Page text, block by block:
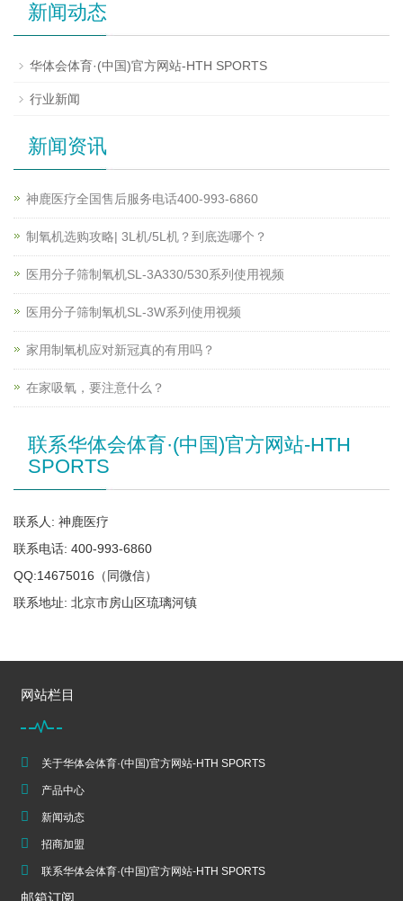
新闻动态
华体会体育·(中国)官方网站-HTH SPORTS
行业新闻
新闻资讯
神鹿医疗全国售后服务电话400-993-6860
制氧机选购攻略| 3L机/5L机？到底选哪个？
医用分子筛制氧机SL-3A330/530系列使用视频
医用分子筛制氧机SL-3W系列使用视频
家用制氧机应对新冠真的有用吗？
在家吸氧，要注意什么？
联系华体会体育·(中国)官方网站-HTH
SPORTS
联系人: 神鹿医疗
联系电话: 400-993-6860
QQ:14675016（同微信）
联系地址: 北京市房山区琉璃河镇
网站栏目
关于华体会体育·(中国)官方网站-HTH SPORTS
产品中心
新闻动态
招商加盟
联系华体会体育·(中国)官方网站-HTH SPORTS